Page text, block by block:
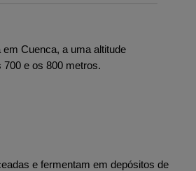
Cuenca, a uma altitude
e os 800 metros.
e fermentam em depósitos de